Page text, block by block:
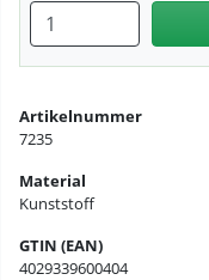
Anzahl eingeben
Artikelnummer
7235
Material
Kunststoff
GTIN (EAN)
4029339600404